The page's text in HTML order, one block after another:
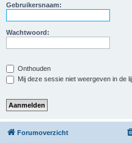
Gebruikersnaam:
Wachtwoord:
Onthouden
Mij deze sessie niet weergeven in de
Forumoverzicht